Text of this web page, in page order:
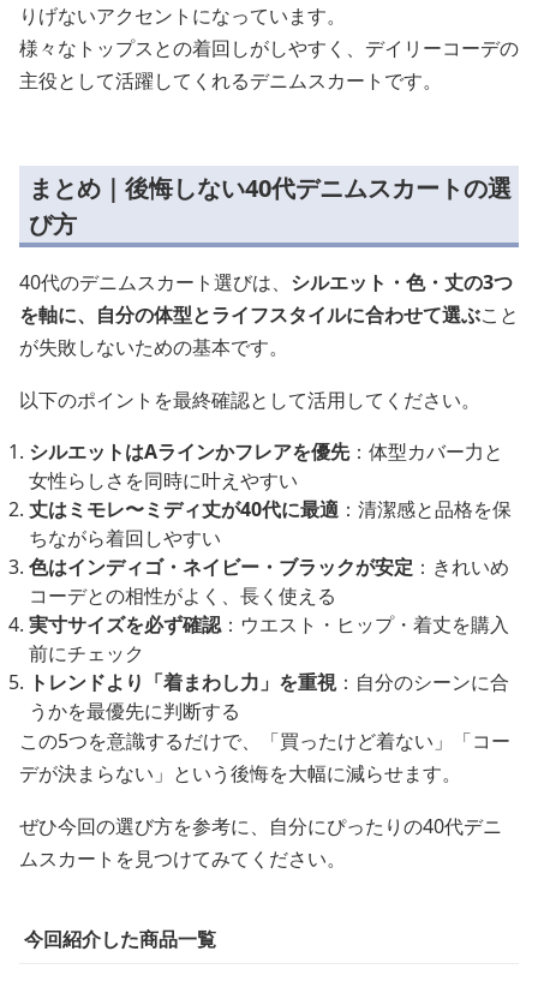
りげないアクセントになっています。
様々なトップスとの着回しがしやすく、デイリーコーデの
主役として活躍してくれるデニムスカートです。
まとめ｜後悔しない40代デニムスカートの選
び方
40代のデニムスカート選びは、 シルエット・色・丈の3つ
を軸に、自分の体型とライフスタイルに合わせて選ぶこと
が失敗しないための基本です。
以下のポイントを最終確認として活用してください。
シルエットはAラインかフレアを優先：体型カバー力と
女性らしさを同時に叶えやすい
丈はミモレ〜ミディ丈が40代に最適 ：清潔感と品格を保
ちながら着回しやすい
色はインディゴ・ネイビー・ブラックが安定 ：きれいめ
コーデとの相性がよく、長く使える
実寸サイズを必ず確認：ウエスト・ヒップ・着丈を購入
前にチェック
トレンドより「着まわし力」を重視：自分のシーンに合
うかを最優先に判断する
この5つを意識するだけで、「買ったけど着ない」「コー
デが決まらない」という後悔を大幅に減らせます。
ぜひ今回の選び方を参考に、自分にぴったりの40代デニ
ムスカートを見つけてみてください。
今回紹介した商品一覧